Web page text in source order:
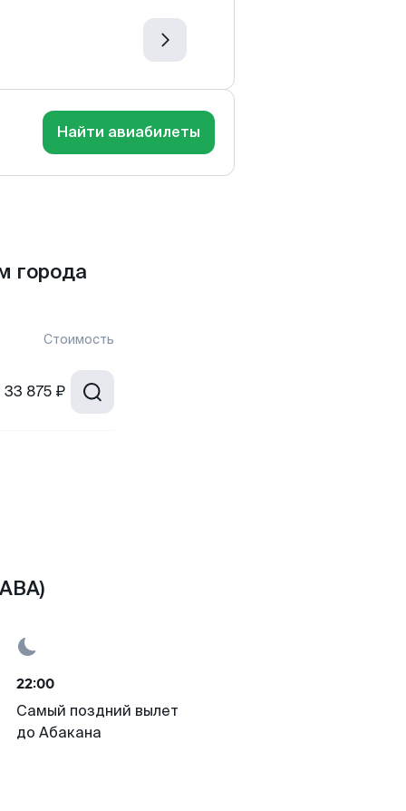
Найти авиабилеты
города
Стоимость
33 875 ₽
22:00
Самый поздний вылет
до Абакана